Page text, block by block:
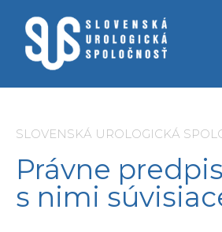
SLOVENSKÁ UROLOGICKÁ
Právne
s nimi